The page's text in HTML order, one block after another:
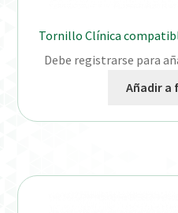
Tornillo Clínica
Debe registrarse para
Añadir a